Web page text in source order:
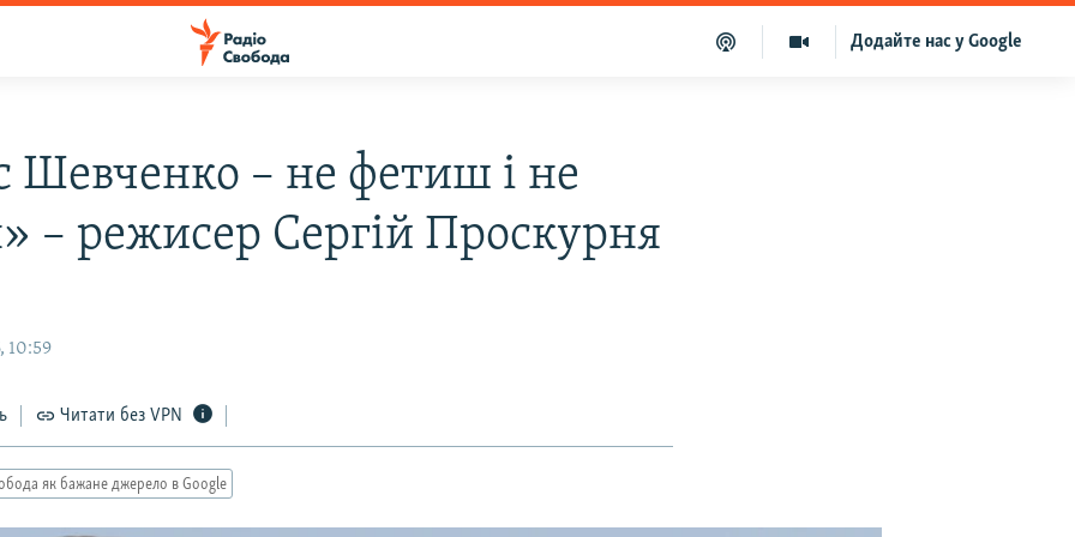
Додайте нас у Google
Шевченко – не фетиш і не
– режисер Сергій Проскурня
10:59
Читати без VPN
як бажане джерело в Google